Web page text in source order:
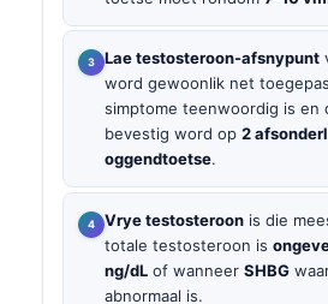
Lae testosteroon-afsnypunt
word gewoonlik net
simptome teenwoordig is en
bevestig word op 2
oggendtoetse.
Vrye testosteroon is die
totale testosteroon is
ng/dL of wanneer SHBG
abnormaal is.